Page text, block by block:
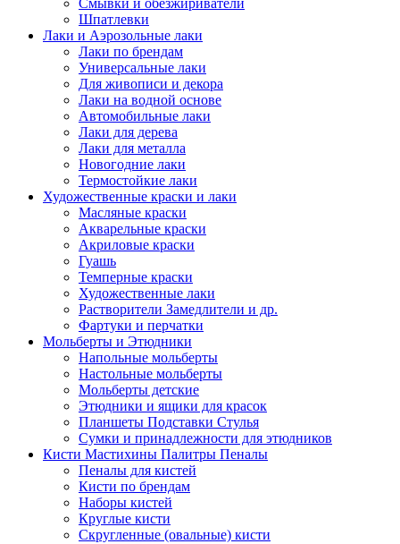
Шпатлевки
Лаки и Аэрозольные лаки
Лаки по брендам
Универсальные лаки
Для живописи и декора
Лаки на водной основе
Автомобильные лаки
Лаки для дерева
Лаки для металла
Новогодние лаки
Термостойкие лаки
Художественные краски и лаки
Масляные краски
Акварельные краски
Акриловые краски
Гуашь
Темперные краски
Художественные лаки
Растворители Замедлители и др.
Фартуки и перчатки
Мольберты и Этюдники
Напольные мольберты
Настольные мольберты
Мольберты детские
Этюдники и ящики для красок
Планшеты Подставки Стулья
Сумки и принадлежности для этюдников
Кисти Мастихины Палитры Пеналы
Пеналы для кистей
Кисти по брендам
Наборы кистей
Круглые кисти
Скругленные (овальные) кисти